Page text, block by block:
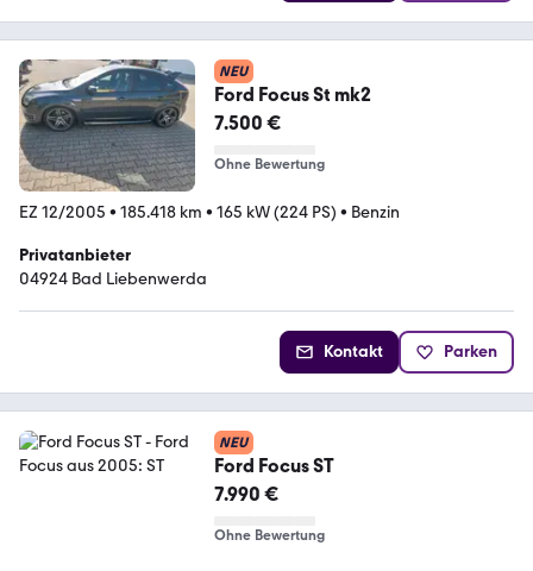
NEU
Ford Focus St mk2
7.500 €
Ohne Bewertung
EZ 12/2005 • 185.418 km • 165 kW (224 PS) • Benzin
Privatanbieter
04924 Bad Liebenwerda
Kontakt Parken
NEU
Ford Focus ST
7.990 €
Ohne Bewertung